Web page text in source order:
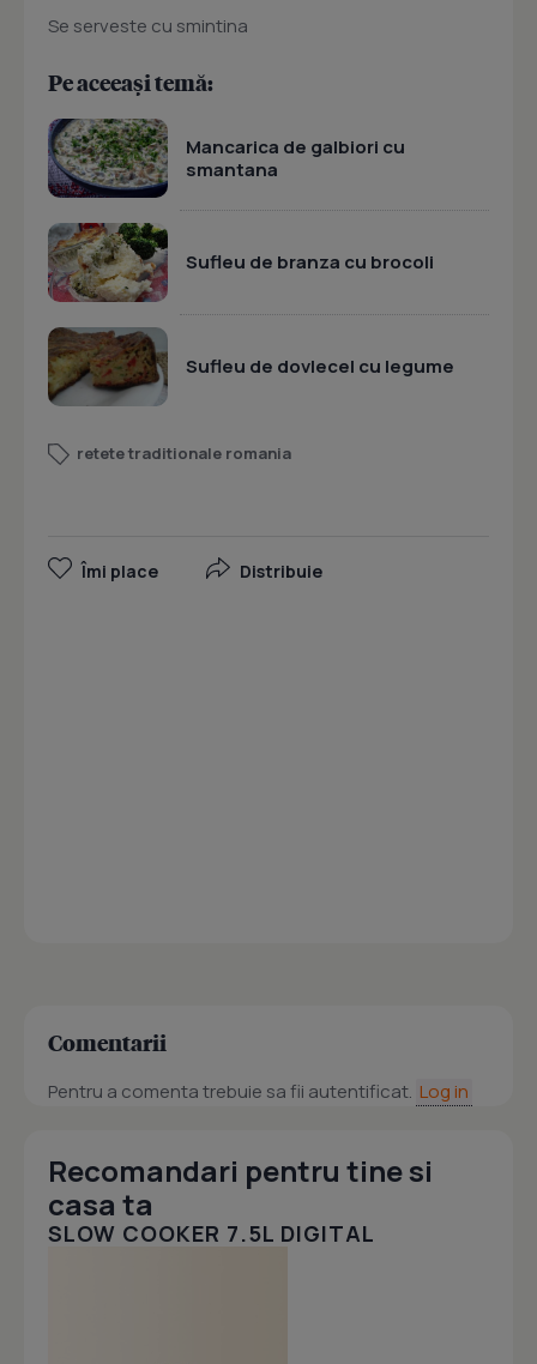
Se serveste cu smintina
Pe aceeași temă:
Mancarica de galbiori cu
smantana
Sufleu de branza cu brocoli
Sufleu de dovlecel cu legume
retete traditionale romania
Îmi place Distribuie
Comentarii
Pentru a comenta trebuie sa fii autentificat. Log in
Recomandari pentru tine si
casa ta
SLOW COOKER 7.5L DIGITAL